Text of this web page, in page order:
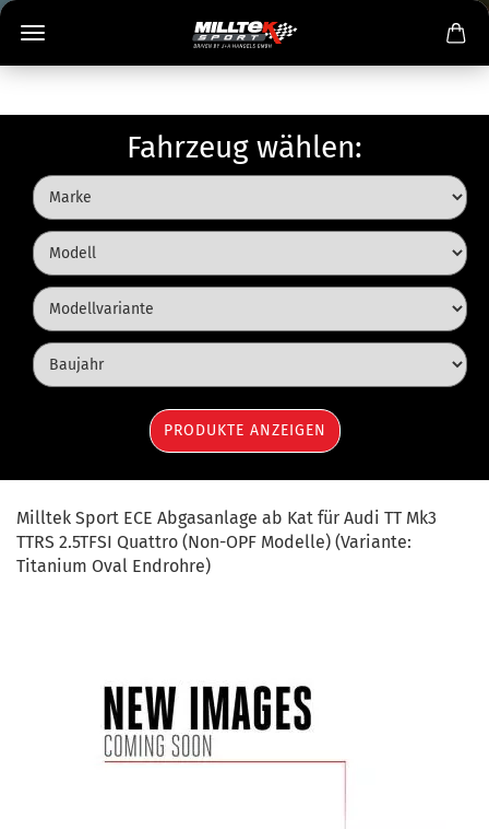
Fahrzeug wählen:
Milltek Sport ECE Abgasanlage ab Kat für Audi TT Mk3
TTRS 2.5TFSI Quattro (Non-OPF Modelle) (Variante:
Titanium Oval Endrohre)